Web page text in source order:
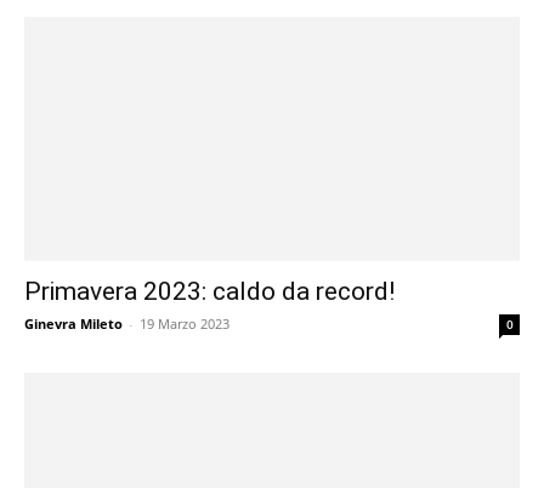
Primavera 2023: caldo da record!
Ginevra Mileto - 19 Marzo 2023 0